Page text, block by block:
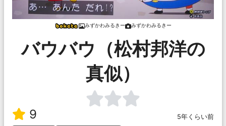
みずかわみるきー みずかわみるきー
バウバウ（松村邦洋の
真似）
9
5年くらい前